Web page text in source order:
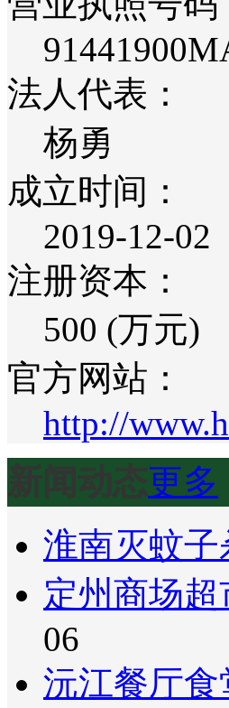
法人代表：
杨勇
成立时间：
2019-12-02
注册资本：
500 (万元)
官方网站：
http://
新闻动态更多
淮南灭蚊
定州商场
06
沅江餐厅